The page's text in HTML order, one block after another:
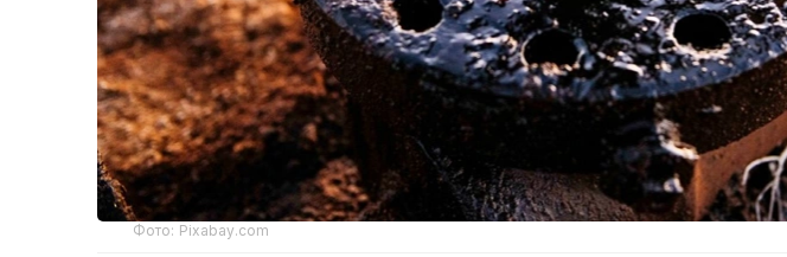
Фото: Pixabay.com